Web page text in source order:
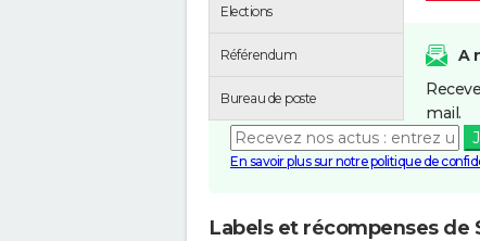
Elections
Référendum
Bureau de poste
A
mail.
En savoir plus sur notre politique de
Labels et récompenses de